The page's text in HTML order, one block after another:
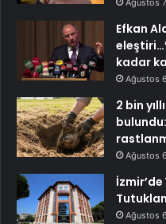
Efkan
kadar
Ağustos
2 bin
Ağustos
İzmir’de
Ağustos